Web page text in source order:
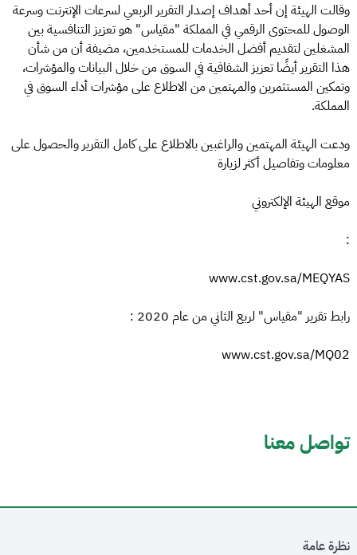
وقالت الهيئة إن أحد أهداف إصدار التقرير الربعي لسرعات الإنترنت وسرعة
الوصول للمحتوى الرقمي في المملكة "مقياس" هو تعزيز التنافسية بين
المشغلين لتقديم أفضل الخدمات للمستخدمين، مضيفة أن من شأن
هذا التقرير أيضًا تعزيز الشفافية في السوق من خلال البيانات والمؤشرات،
وتمكين المستثمرين والمهتمين من الاطلاع على مؤشرات أداء السوق في
المملكة.
ودعت الهيئة المهتمين والراغبين بالاطلاع على كامل التقرير والحصول على
معلومات وتفاصيل أكثر لزيارة
موقع الهيئة الإلكتروني
:
www.cst.gov.sa/MEQYAS
رابط تقرير "مقياس" لربع الثاني من عام 2020 :
www.cst.gov.sa/MQ02
تواصل معنا
نظرة عامة